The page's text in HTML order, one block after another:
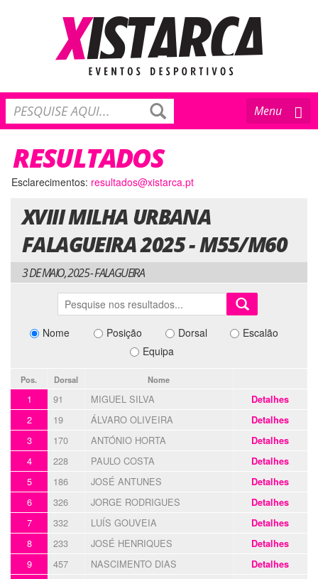
Toggle
navigation
Menu
RESULTADOS
Esclarecimentos: resultados@xistarca.pt
XVIII MILHA URBANA
FALAGUEIRA 2025 - M55/M60
3 DE MAIO, 2025 - FALAGUEIRA
Nome Posição Dorsal
Escalão
Equipa
Pos. Dorsal Nome
1 91 MIGUEL SILVA Detalhes
2 19 ÁLVARO OLIVEIRA Detalhes
3 170 ANTÓNIO HORTA Detalhes
4 228 PAULO COSTA Detalhes
5 186 JOSÉ ANTUNES Detalhes
6 326 JORGE RODRIGUES Detalhes
7 332 LUÍS GOUVEIA Detalhes
8 233 JOSÉ HENRIQUES Detalhes
9 457 NASCIMENTO DIAS Detalhes